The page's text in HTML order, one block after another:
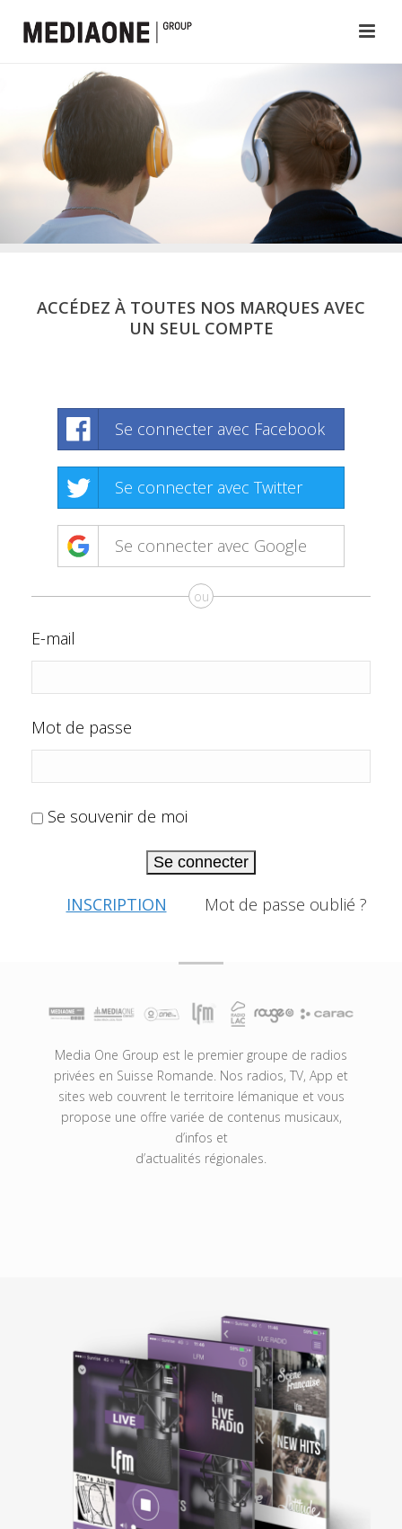
ACCÉDEZ À TOUTES NOS MARQUES AVEC
UN SEUL COMPTE
Se connecter avec Facebook
Se connecter avec Twitter
Se connecter avec Google
ou
E-mail
Mot de passe
Se souvenir de moi
Se connecter
INSCRIPTION Mot de passe oublié ?
Media One Group est le premier groupe de radios
privées en Suisse Romande. Nos radios, TV, App et
sites web couvrent le territoire lémanique et vous
propose une offre variée de contenus musicaux,
d’infos et
d’actualités régionales.